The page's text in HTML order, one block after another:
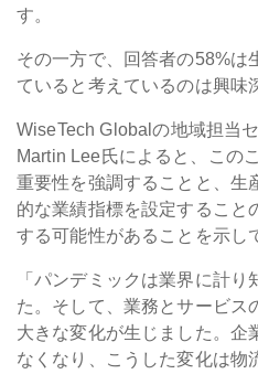
す。
その一方で、回答者の58%は
ていると考えているのは興味
WiseTech Globalの地域担当
Martin Lee氏によると、この
重要性を強調することと、生
的な業績指標を設定すること
する可能性があることを示し
「パンデミックは業界に計
た。そして、業務とサービス
大きな変化が生じました。企
なくなり、こうした変化は物